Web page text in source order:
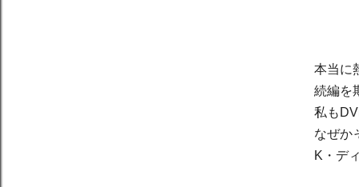
本当に
続編を
私も
なぜか
K・ デ